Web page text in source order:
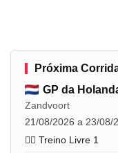
Próxima
GP da
Zandvoort
21/08/2026 a 23/08/
🏋️‍♂️ Treino Livre 1